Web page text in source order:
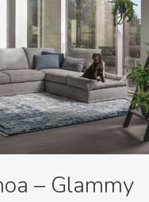
– Glammy